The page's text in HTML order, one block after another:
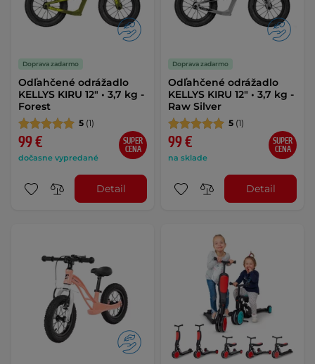
Doprava zadarmo
Odľahčené odrážadlo
KELLYS KIRU 12" • 3,7 kg -
Forest
5 (1)
99 €
dočasne vypredané
SUPER
CENA
Detail
Doprava zadarmo
Odľahčené odrážadlo
KELLYS KIRU 12" • 3,7 kg -
Raw Silver
5 (1)
99 €
na sklade
SUPER
CENA
Detail